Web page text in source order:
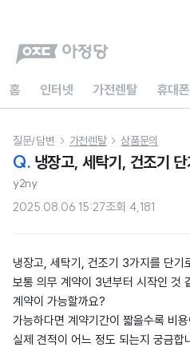
홈 인터넷 가전렌탈 휴대폰
질문/답변  가전렌탈  상품문의
Q. 냉장고, 세탁기, 건조기
y2ny
2025.08.06 15:27조회 4,181
냉장고, 세탁기, 건조기 3가지를 단기
보통 의무 계약이 3년부터 시작인 것
계약이 가능할까요?
가능하다면 계약기간이 짧을수록 비
실제 견적이 어느 정도 되는지 궁금합